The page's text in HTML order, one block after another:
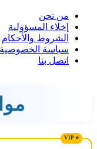
من نحن
إخلاء المسؤولية
الشروط والأحكام
سياسة الخصوصية
اتصل بنا